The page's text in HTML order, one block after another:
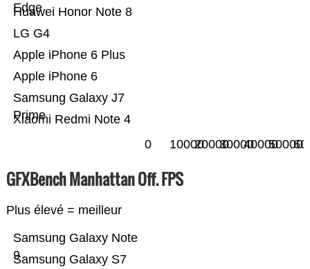
Xiaomi Redmi Note 4
Samsung Galaxy J7
Prime
Apple iPhone 6
Apple iPhone 6 Plus
LG G4
Huawei Honor Note 8
Edge
0 1000020000300004000050000
GFXBench Manhattan Off. FPS
Plus élevé = meilleur
Samsung Galaxy S7
Samsung Galaxy Note
9